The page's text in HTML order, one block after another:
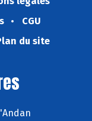
CGU
du site